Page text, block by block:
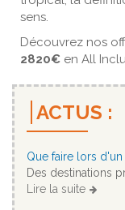
sens.
Découvrez nos
2820€ en All
ACTUS :
Que faire lors
Des destinations
Lire la suite